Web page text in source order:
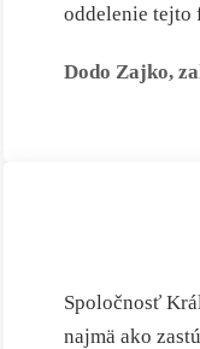
oddelenie tejto
Dodo Zajko,
Spoločnosť
najmä ako